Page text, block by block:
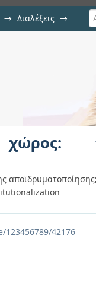
→ Διαλέξεις →
αποϊδρυματοποίησης;
42176